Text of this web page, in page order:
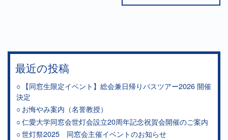
最近の投稿
【同窓生限定イベント】総会兼日帰りバスツアー2026 開催
決定
お悔やみ案内（名誉教授）
仁愛大学同窓会世灯会設立20周年記念祝賀会開催のご案内
世灯祭2025 同窓会主催イベントのお知らせ